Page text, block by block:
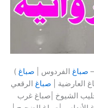
( صباغ الفردوس | صباغ
العارضية | صباغ الرقعي
الشيوخ |صباغ غرب